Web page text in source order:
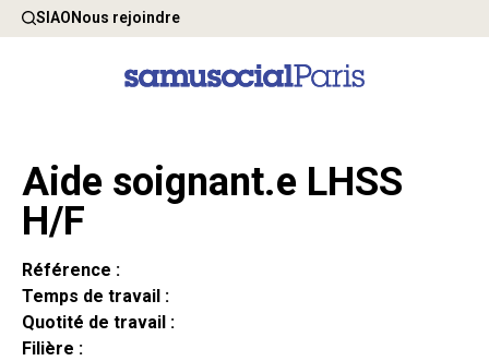
SIAONous rejoindre
Aide soignant.e LHSS
H/F
Référence :
Temps de travail :
Quotité de travail :
Filière :